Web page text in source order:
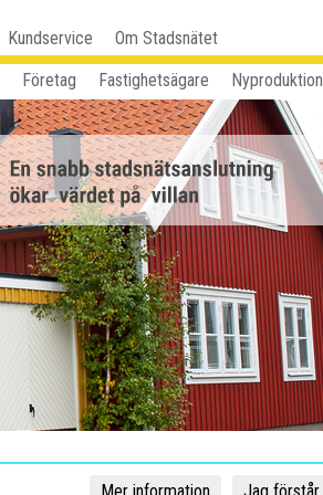
Kundservice
Om Stadsnätet
Företag Fastighetsägare Nyproduktion